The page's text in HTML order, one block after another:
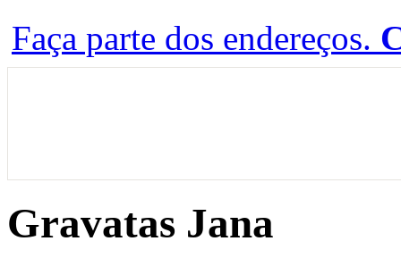
Faça parte dos endereços.
Gravatas Jana